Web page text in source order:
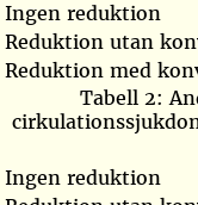
Ingen reduktion
Reduktion utan
Reduktion med
Tabell 2:
Ingen reduktion